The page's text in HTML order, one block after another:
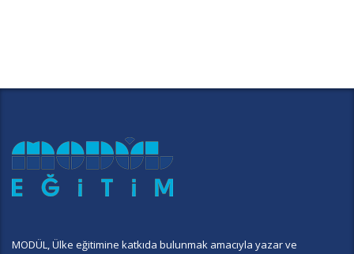
MODÜL, Ülke eğitimine katkıda bulunmak amacıyla yazar ve